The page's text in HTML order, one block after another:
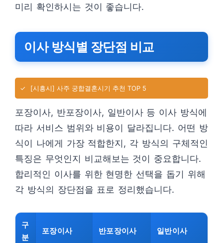
미리 확인하시는 것이 좋습니다.
이사 방식별 장단점 비교
✓ [시흥시] 사주 궁합결혼시기 추천 TOP 5
포장이사, 반포장이사, 일반이사 등 이사 방식에
따라 서비스 범위와 비용이 달라집니다. 어떤 방
식이 나에게 가장 적합한지, 각 방식의 구체적인
특징은 무엇인지 비교해보는 것이 중요합니다.
합리적인 이사를 위한 현명한 선택을 돕기 위해
각 방식의 장단점을 표로 정리했습니다.
구
분
포장이사 반포장이사 일반이사